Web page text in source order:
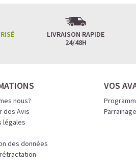
LIVRAISON RAPIDE
24/48H
nous?
des Avis
légales
des données
VOS